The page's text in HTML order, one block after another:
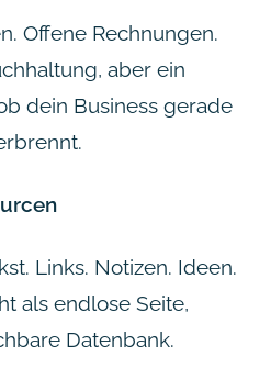
Offene Rechnungen.
aber ein
dein Business gerade
Links. Notizen. Ideen.
als endlose Seite,
Datenbank.